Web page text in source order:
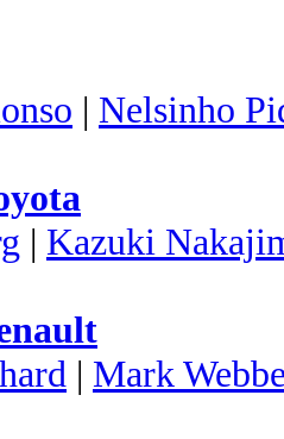
| Nelsinho
| Kazuki
| Mark